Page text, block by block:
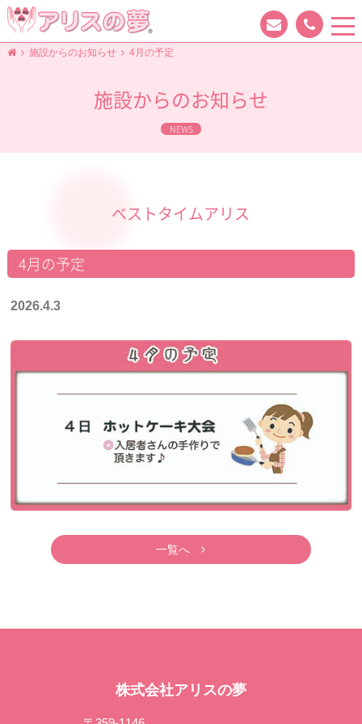
施設からのお知らせ 4月の予定
施設からのお知らせ
NEWS
ベストタイムアリス
4月の予定
2026.4.3
一覧へ
株式会社アリスの夢